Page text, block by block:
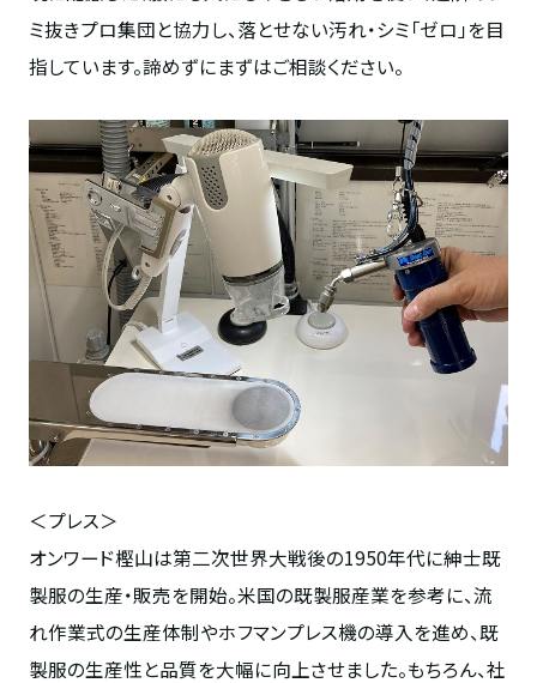
ミ抜きプロ集団と協力し、落とせない汚れ・シミ「ゼロ」を目
指しています。諦めずにまずはご相談ください。
＜プレス＞
オンワード樫山は第二次世界大戦後の1950年代に紳士既
製服の生産・販売を開始。米国の既製服産業を参考に、流
れ作業式の生産体制やホフマンプレス機の導入を進め、既
製服の生産性と品質を大幅に向上させました。もちろん、社